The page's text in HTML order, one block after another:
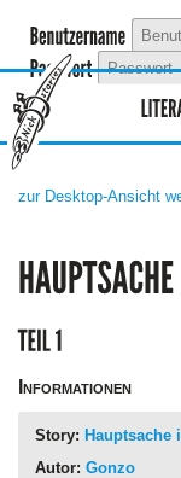
zur Desktop-Ansicht
Informationen
Story: Hauptsache
Autor: Gonzo